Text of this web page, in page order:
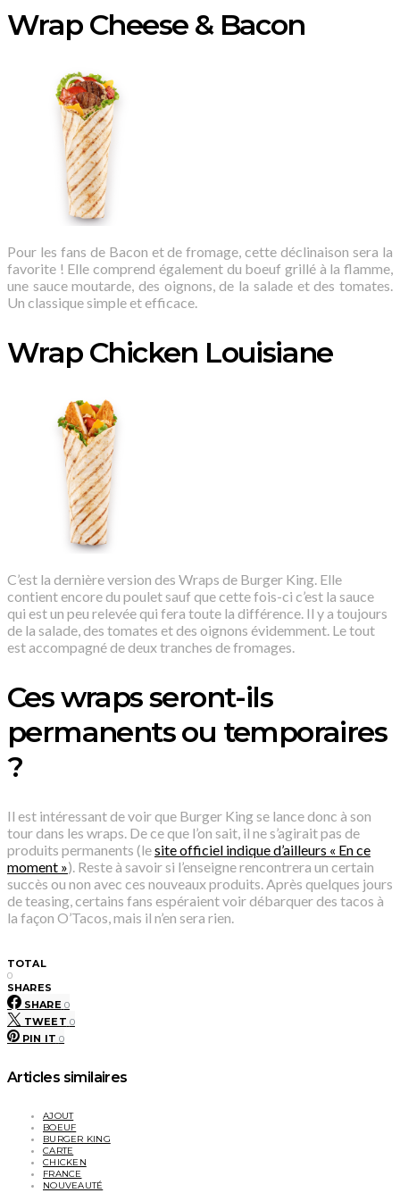
Wrap Cheese & Bacon
Pour les fans de Bacon et de fromage, cette déclinaison sera la
favorite ! Elle comprend également du boeuf grillé à la flamme,
une sauce moutarde, des oignons, de la salade et des tomates.
Un classique simple et efficace.
Wrap Chicken Louisiane
C’est la dernière version des Wraps de Burger King. Elle
contient encore du poulet sauf que cette fois-ci c’est la sauce
qui est un peu relevée qui fera toute la différence. Il y a toujours
de la salade, des tomates et des oignons évidemment. Le tout
est accompagné de deux tranches de fromages.
Ces wraps seront-ils
permanents ou temporaires
?
Il est intéressant de voir que Burger King se lance donc à son
tour dans les wraps. De ce que l’on sait, il ne s’agirait pas de
produits permanents (lesite officiel indique d’ailleurs « En ce
moment »). Reste à savoir si l’enseigne rencontrera un certain
succès ou non avec ces nouveaux produits. Après quelques jours
de teasing, certains fans espéraient voir débarquer des tacos à
la façon O’Tacos, mais il n’en sera rien.
TOTAL
0
SHARES
SHARE 0
TWEET 0
PIN IT 0
Articles similaires
AJOUT
BOEUF
BURGER KING
CARTE
CHICKEN
FRANCE
NOUVEAUTÉ